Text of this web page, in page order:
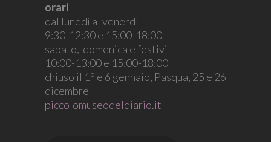
orari
dal lunedì al venerdì
9:30-12:30 e 15:00-18:00
sabato, domenica e festivi
10:00-13:00 e 15:00-18:00
chiuso il 1° e 6 gennaio, Pasqua, 25 e 26
dicembre
piccolomuseodeldiario.it